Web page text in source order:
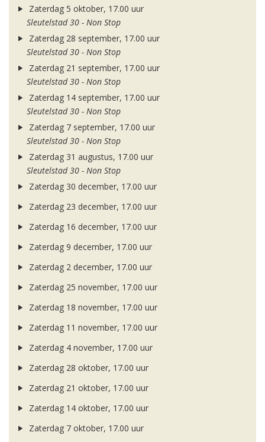
Zaterdag 5 oktober, 17.00 uur
Sleutelstad 30 - Non Stop
Zaterdag 28 september, 17.00 uur
Sleutelstad 30 - Non Stop
Zaterdag 21 september, 17.00 uur
Sleutelstad 30 - Non Stop
Zaterdag 14 september, 17.00 uur
Sleutelstad 30 - Non Stop
Zaterdag 7 september, 17.00 uur
Sleutelstad 30 - Non Stop
Zaterdag 31 augustus, 17.00 uur
Sleutelstad 30 - Non Stop
Zaterdag 30 december, 17.00 uur
Zaterdag 23 december, 17.00 uur
Zaterdag 16 december, 17.00 uur
Zaterdag 9 december, 17.00 uur
Zaterdag 2 december, 17.00 uur
Zaterdag 25 november, 17.00 uur
Zaterdag 18 november, 17.00 uur
Zaterdag 11 november, 17.00 uur
Zaterdag 4 november, 17.00 uur
Zaterdag 28 oktober, 17.00 uur
Zaterdag 21 oktober, 17.00 uur
Zaterdag 14 oktober, 17.00 uur
Zaterdag 7 oktober, 17.00 uur